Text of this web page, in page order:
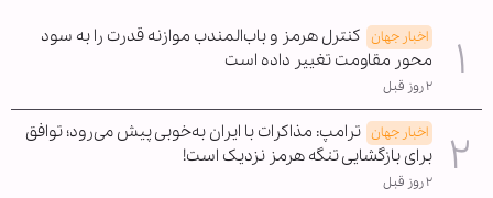
اخبار جهان کنترل هرمز و باب‌المندب موازنه قدرت را به سود
محور مقاومت تغییر داده است
۲ روز قبل
اخبار جهان ترامپ: مذاکرات با ایران به‌خوبی پیش می‌رود؛ توافق
برای بازگشایی تنگه هرمز نزدیک است!
۲ روز قبل